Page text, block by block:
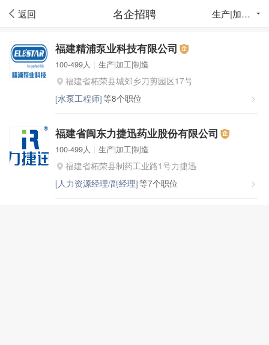
返回 名企招聘 生产|加工|制造
福建精浦泵业科技有限公司
100-499人 | 生产|加工|制造
福建省柘荣县城郊乡刀剪园区17号
[水泵工程师]等8个职位
福建省闽东力捷迅药业股份有限公司
100-499人 | 生产|加工|制造
福建省柘荣县制药工业路1号力捷迅
[人力资源经理/副经理]等7个职位